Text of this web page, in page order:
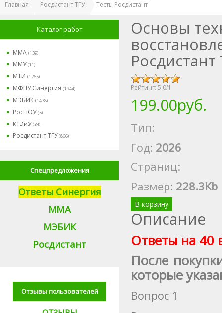
Главная Росдистант ТГУ Тесты Росдистант
Каталог работ
ММА (139)
ММУ(11)
МТИ (1265)
МФПУ Синергия (1944)
МЭБИК (1478)
РосНОУ(5)
КТЭиУ(34)
Росдистант ТГУ(866)
Спецпредложения
Ответы Синергия
ММА
МЭБИК
Росдистант
Отзывы пользователей
Основы
Рейтинг: 5.0/1
199.00руб.
Тип:
Год: 2026
Страниц:
Размер: 228.3Kb
В корзину
Описание
Ответы на 40
После
которые
Вопрос 1